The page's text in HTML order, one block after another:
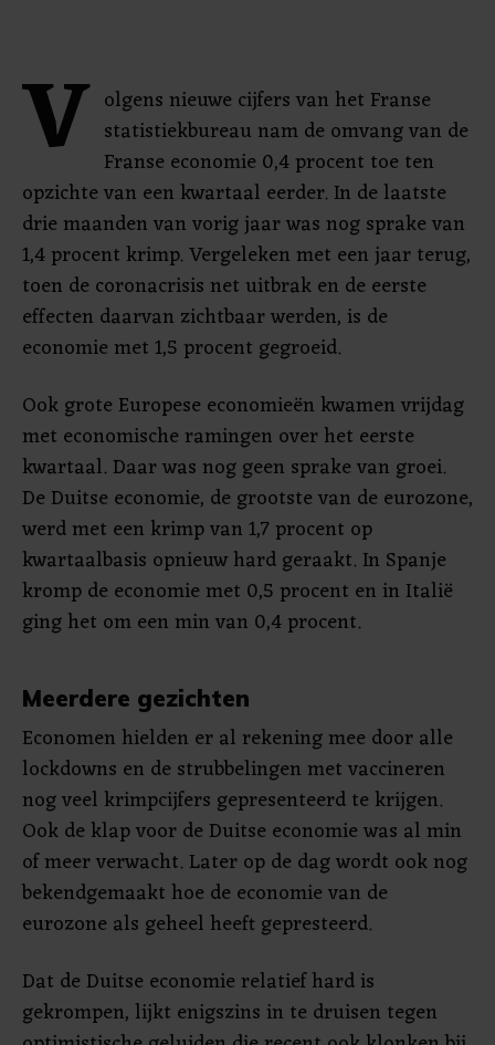
V olgens nieuwe cijfers van het Franse
statistiekbureau nam de omvang van de
Franse economie 0,4 procent toe ten
opzichte van een kwartaal eerder. In de laatste
drie maanden van vorig jaar was nog sprake van
1,4 procent krimp. Vergeleken met een jaar terug,
toen de coronacrisis net uitbrak en de eerste
effecten daarvan zichtbaar werden, is de
economie met 1,5 procent gegroeid.
Ook grote Europese economieën kwamen vrijdag
met economische ramingen over het eerste
kwartaal. Daar was nog geen sprake van groei.
De Duitse economie, de grootste van de eurozone,
werd met een krimp van 1,7 procent op
kwartaalbasis opnieuw hard geraakt. In Spanje
kromp de economie met 0,5 procent en in Italië
ging het om een min van 0,4 procent.
Meerdere gezichten
Economen hielden er al rekening mee door alle
lockdowns en de strubbelingen met vaccineren
nog veel krimpcijfers gepresenteerd te krijgen.
Ook de klap voor de Duitse economie was al min
of meer verwacht. Later op de dag wordt ook nog
bekendgemaakt hoe de economie van de
eurozone als geheel heeft gepresteerd.
Dat de Duitse economie relatief hard is
gekrompen, lijkt enigszins in te druisen tegen